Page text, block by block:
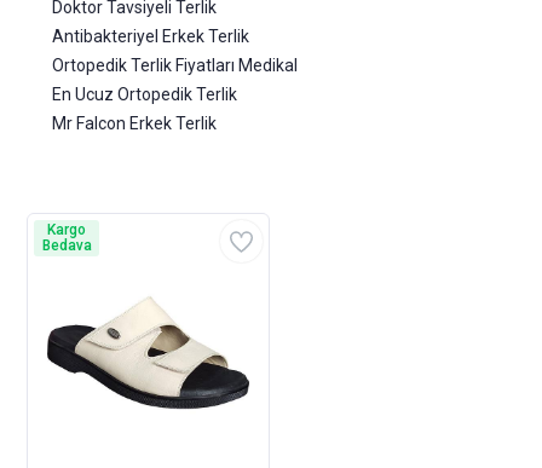
Doktor Tavsiyeli Terlik
Antibakteriyel Erkek Terlik
Ortopedik Terlik Fiyatları Medikal
En Ucuz Ortopedik Terlik
Mr Falcon Erkek Terlik
Kargo
Bedava